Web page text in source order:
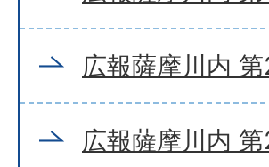
広報薩摩川内
広報薩摩川内